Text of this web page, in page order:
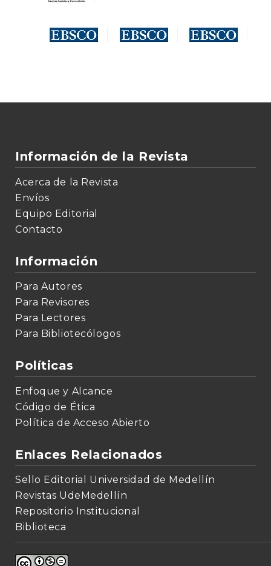
Información de la Revista
Acerca de la Revista
Envíos
Equipo Editorial
Contacto
Información
Para Autores
Para Revisores
Para Lectores
Para Bibliotecólogos
Políticas
Enfoque y Alcance
Código de Ética
Política de Acceso Abierto
Enlaces Relacionados
Sello Editorial Universidad de Medellín
Revistas UdeMedellín
Repositorio Institucional
Biblioteca